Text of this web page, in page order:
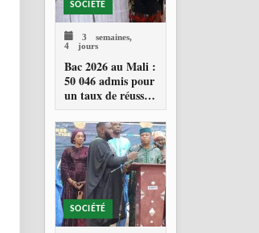
SOCIÉTÉ
3 semaines,
4 jours
Bac 2026 au Mali :
50 046 admis pour
un taux de réussite
de 34,23 %
SOCIÉTÉ